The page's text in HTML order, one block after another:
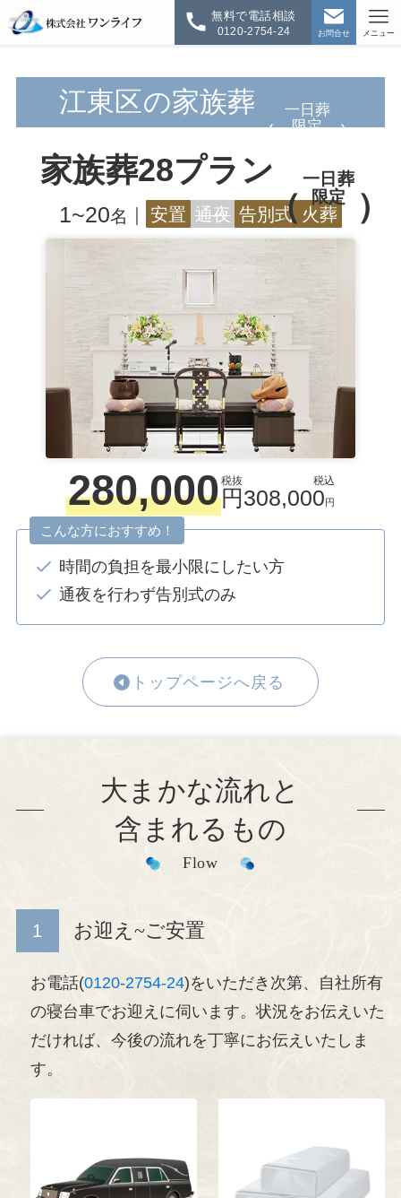
無料で電話相談
0120-2754-24 お問合せ メニュー
江東区の家族葬
一日葬
限定
家族葬28プラン
一日葬
限定
1~20名 ｜ 安置 通夜 告別式 火葬
280,000税抜
円
税込
308,000円
こんな方におすすめ！
時間の負担を最小限にしたい方
通夜を行わず告別式のみ
トップページへ戻る
大まかな流れと
含まれるもの
Flow
お迎え~ご安置
お電話(0120-2754-24)をいただき次第、自社所有
の寝台車でお迎えに伺います。状況をお伝えいた
だければ、今後の流れを丁寧にお伝えいたしま
す。